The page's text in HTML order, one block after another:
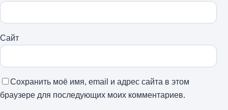
Сайт
Сохранить моё имя, email и адрес сайта в этом
браузере для последующих моих комментариев.